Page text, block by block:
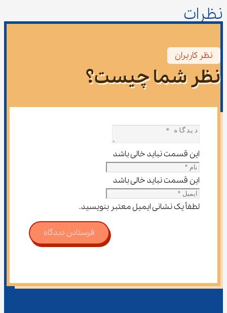
نظرات
نظر کاربران
نظر شما چیست؟
این قسمت نباید خالی باشد
این قسمت نباید خالی باشد
لطفاً یک نشانی ایمیل معتبر بنویسید.
فرستادن دیدگاه